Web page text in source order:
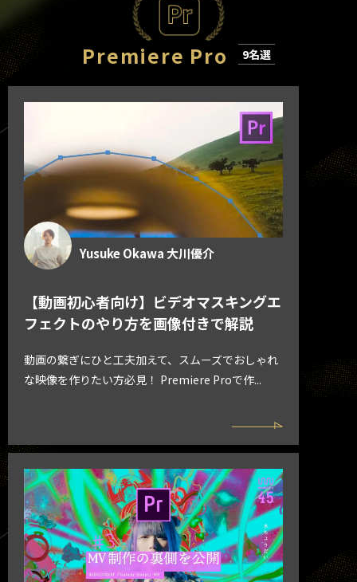
Premiere Pro 9名選
Yusuke Okawa 大川優介
【動画初心者向け】ビデオマスキングエ
フェクトのやり方を画像付きで解説
動画の繋ぎにひと工夫加えて、スムーズでおしゃれ
な映像を作りたい方必見！ Premiere Proで作...